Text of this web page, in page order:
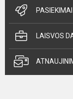
PASIEKIMAI
LAISVOS